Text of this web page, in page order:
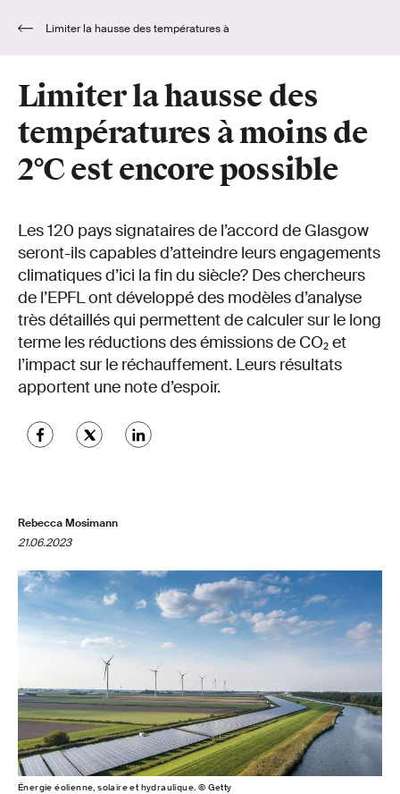
Limiter la hausse des
températures à moins de
2°C est encore possible
Les 120 pays signataires de l’accord de Glasgow
seront-ils capables d’atteindre leurs engagements
climatiques d’ici la fin du siècle? Des chercheurs
de l’EPFL ont développé des modèles d’analyse
très détaillés qui permettent de calculer sur le long
terme les réductions des émissions de CO₂ et
l’impact sur le réchauffement. Leurs résultats
apportent une note d’espoir.
Rebecca Mosimann
21.06.2023
Énergie éolienne, solaire et hydraulique. © Getty